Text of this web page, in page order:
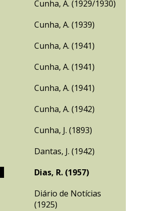
Cunha, A. (1929/1930)
Cunha, A. (1939)
Cunha, A. (1941)
Cunha, A. (1941)
Cunha, A. (1941)
Cunha, A. (1942)
Cunha, J. (1893)
Dantas, J. (1942)
Dias, R. (1957)
Diário de Notícias
(1925)